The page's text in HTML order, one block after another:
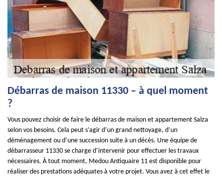
Débarras de maison 11330 – à quel moment
?
Vous pouvez choisir de faire le débarras de maison et appartement Salza
selon vos besoins. Cela peut s’agir d’un grand nettoyage, d’un
déménagement ou d’une succession suite à un décès. Une équipe de
débarrasseur 11330 se charge d’intervenir pour effectuer les travaux
nécessaires. À tout moment, Medou Antiquaire 11 est disponible pour
réaliser des prestations adéquates à votre projet. Vous avez à cet effet le